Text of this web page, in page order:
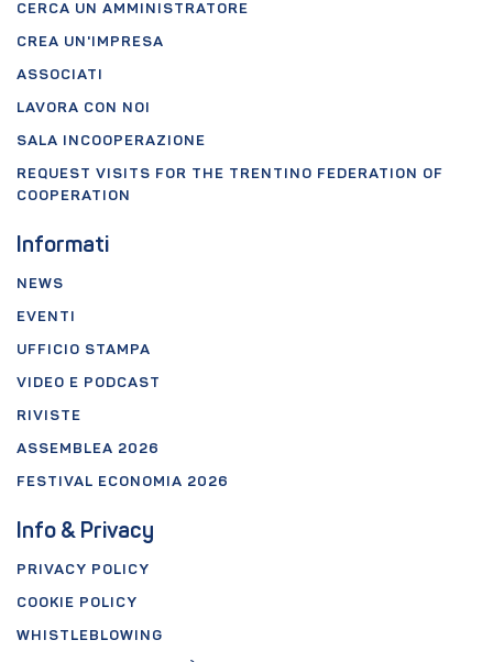
CERCA UN AMMINISTRATORE
CREA UN'IMPRESA
ASSOCIATI
LAVORA CON NOI
SALA INCOOPERAZIONE
REQUEST VISITS FOR THE TRENTINO FEDERATION OF
COOPERATION
Informati
NEWS
EVENTI
UFFICIO STAMPA
VIDEO E PODCAST
RIVISTE
ASSEMBLEA 2026
FESTIVAL ECONOMIA 2026
Info & Privacy
PRIVACY POLICY
COOKIE POLICY
WHISTLEBLOWING